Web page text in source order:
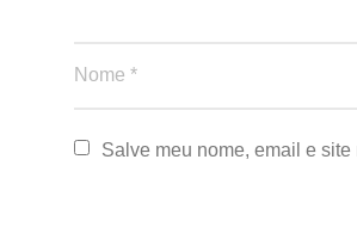
Salve meu nome, email e